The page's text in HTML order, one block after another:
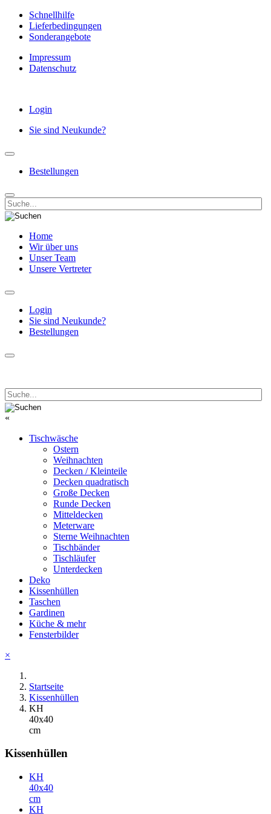
Schnellhilfe
Lieferbedingungen
Sonderangebote
Impressum
Datenschutz
Login
Sie sind Neukunde?
Bestellungen
Home
Wir über uns
Unser Team
Unsere Vertreter
Login
Sie sind Neukunde?
Bestellungen
«
Tischwäsche
Ostern
Weihnachten
Decken / Kleinteile
Decken quadratisch
Große Decken
Runde Decken
Mitteldecken
Meterware
Sterne Weihnachten
Tischbänder
Tischläufer
Unterdecken
Deko
Kissenhüllen
Taschen
Gardinen
Küche & mehr
Fensterbilder
×
Startseite
Kissenhüllen
KH
40x40
cm
Kissenhüllen
KH
40x40
cm
KH